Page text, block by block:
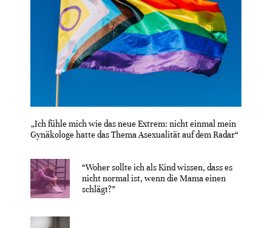
„Ich fühle mich wie das neue Extrem: nicht einmal mein
Gynäkologe hatte das Thema Asexualität auf dem Radar“
“Woher sollte ich als Kind wissen, dass es
nicht normal ist, wenn die Mama einen
schlägt?”